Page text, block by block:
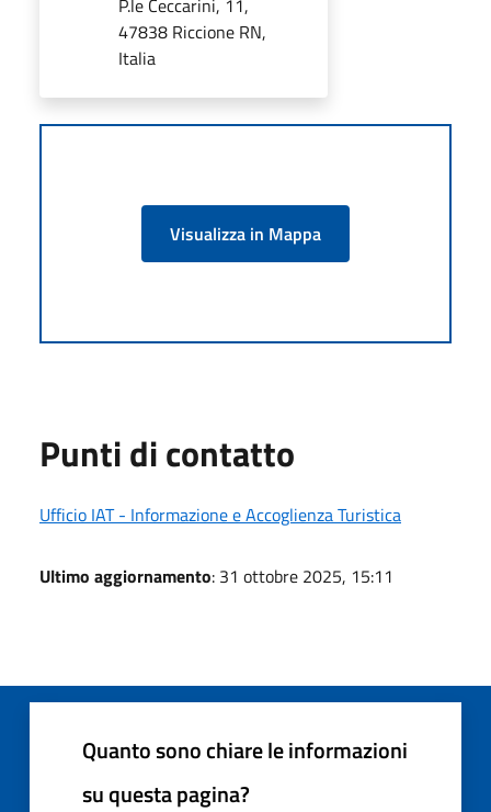
47838 Riccione RN,
Italia
Visualizza in Mappa
Punti di contatto
Ufficio IAT - Informazione e Accoglienza Turistica
Ultimo aggiornamento: 31 ottobre 2025, 15:11
Quanto sono chiare le informazioni
su questa pagina?